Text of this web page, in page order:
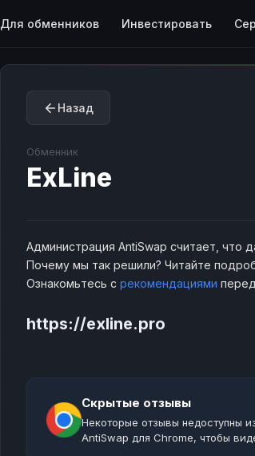
Для обменников Инвестировать
Назад
Обменник
ExLine
Администрация AntiSwap считает, что
Почему мы так решили? Читайте
Ознакомьтесь с рекомендациями
https://exline.pro
Скрытые отзывы
Некоторые отзывы недоступны
AntiSwap для Chrome, чтобы